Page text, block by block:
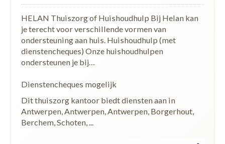
HELAN Thuiszorg of Huishoudhulp Bij Helan kan
je terecht voor verschillende vormen van
ondersteuning aan huis. Huishoudhulp (met
dienstencheques) Onze huishoudhulpen
ondersteunen je bij…
Dienstencheques mogelijk
Dit thuiszorg kantoor biedt diensten aan in
Antwerpen, Antwerpen, Antwerpen, Borgerhout,
Berchem, Schoten, ...